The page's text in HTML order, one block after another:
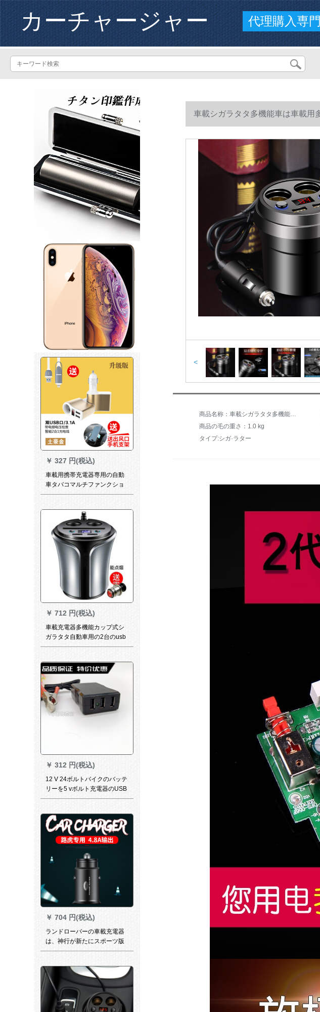
カーチャージャー 代理購入専
￥ 327 円(税込)
車載用携帯充電器専用の自動
車タバコマルチファンクショ
ン汎用ダブルUSB変換プラグ
ップグレード版のホワイトゴ
ールドを充電できます。
￥ 712 円(税込)
車載充電器多機能カップ式シ
ガラタタ自動車用の2台のusb
携帯充電器の自動車用品の改
出機能付きのトヨタカローラ
プリウスの威驰エルフコス
￥ 312 円(税込)
12 V 24ボルトバイクのバッテ
リーを5 vボルト充電器のUSB
バッテリーに回し、携帯充電
を出力する（12 V 24ボルト通
用）。
￥ 704 円(税込)
ランドローバーの車載充電器
は、神行が新たにスポーツ版
に勝利したことを発見しまし
つのusbプラグを引っ張って改
ぞうしたのです。シガレータ
の車は、路虎標識チタンの空
車で、2つのusb車を引っ張っ
て、タバコを入れています。
車載シガラタタ多機能車は車載用
拡張点煙を引くと、2つの自動車は2
<
商品名称：車載シガラタタ多機能車は車載用多頭多孔質1分24 v 1分の2コンセントの車載充電器を12 v 1で充電し、3分の2の車載充電器を12 v 1で延長し、2台の車を2つのUSB知能快速充電します。
商品の毛の重さ：1.0 kg
タイプ:シガ·ラター